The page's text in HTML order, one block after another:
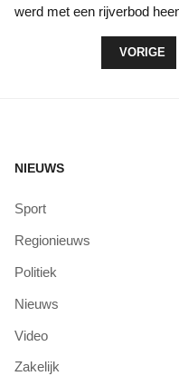
werd met een rijverbod
VORIG
VORIGE
NIEUWS
Sport
Regionieuws
Politiek
Nieuws
Video
Zakelijk